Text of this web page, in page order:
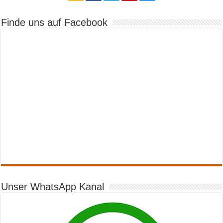
Finde uns auf Facebook
Unser WhatsApp Kanal